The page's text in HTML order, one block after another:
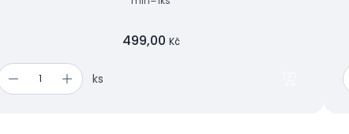
499,00 Kč
ks